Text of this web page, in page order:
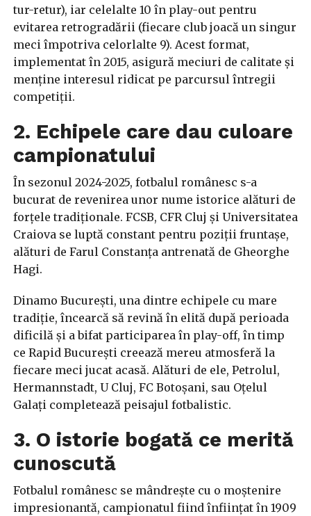
tur-retur), iar celelalte 10 în play-out pentru
evitarea retrogradării (fiecare club joacă un singur
meci împotriva celorlalte 9). Acest format,
implementat în 2015, asigură meciuri de calitate și
menține interesul ridicat pe parcursul întregii
competiții.
2. Echipele care dau culoare
campionatului
În sezonul 2024-2025, fotbalul românesc s-a
bucurat de revenirea unor nume istorice alături de
forțele tradiționale. FCSB, CFR Cluj și Universitatea
Craiova se luptă constant pentru poziții fruntașe,
alături de Farul Constanța antrenată de Gheorghe
Hagi.
Dinamo București, una dintre echipele cu mare
tradiție, încearcă să revină în elită după perioada
dificilă și a bifat participarea în play-off, în timp
ce Rapid București creează mereu atmosferă la
fiecare meci jucat acasă. Alături de ele, Petrolul,
Hermannstadt, U Cluj, FC Botoșani, sau Oțelul
Galați completează peisajul fotbalistic.
3. O istorie bogată ce merită
cunoscută
Fotbalul românesc se mândrește cu o moștenire
impresionantă, campionatul fiind înființat în 1909